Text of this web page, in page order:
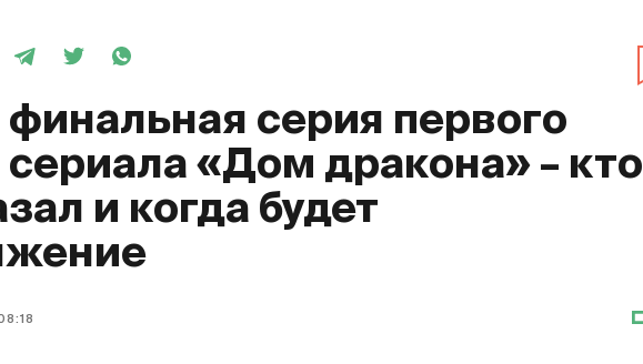
серия первого
сериала «Дом дракона» – кто
и когда будет